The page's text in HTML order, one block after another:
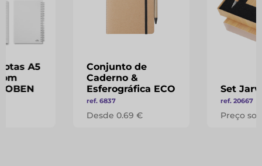
A5
Conjunto de
Caderno &
Esferográfica ECO
ref. 6837
Desde 0.69 €
Set
ref. 20667
Preço